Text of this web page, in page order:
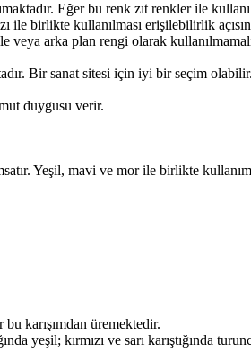
Eğer bu renk zıt renkler ile
ile birlikte kullanılması erişilebilirlik
veya arka plan rengi olarak
Bir sanat sitesi için iyi bir seçim
duygusu verir.
Yeşil, mavi ve mor ile birlikte
karışımdan üremektedir.
yeşil; kırmızı ve sarı karıştığında